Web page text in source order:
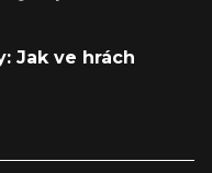
Jak ve hrách